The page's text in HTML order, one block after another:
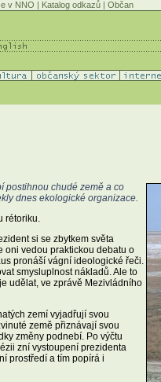
v NNO | Katalog odkazů | Občan
postihnou chudé země a co
dnes ekologické organizace.
rétoriku.
si se zbytkem světa
oni vedou praktickou debatu o
pronáší vágní ideologické řeči.
smysluplnost nákladů. Ale to
udělat, ve zprávě Mezivládního
zemí vyjadřují svou
země přiznávají svou
změny podnebí. Po výčtu
zní vystoupení prezidenta
prostředí a tím popírá i